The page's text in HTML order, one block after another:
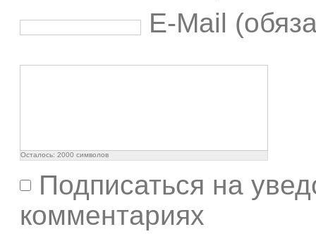
E-Mail
Осталось: 2000 символов
Подписаться на
комментариях